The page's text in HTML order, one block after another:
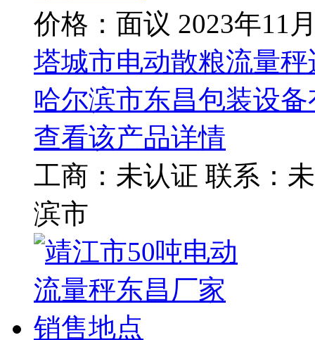
价格：面议 2023年11
塔城市电动散粮流量
哈尔滨市东昌包装设
查看该产品详情
工商： 未认证 联系：
滨市